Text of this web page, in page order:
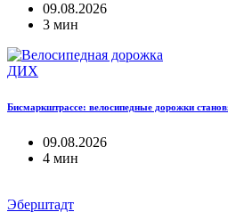
09.08.2026
3 мин
ДИХ
Бисмаркштрассе: велосипедные дорожки
09.08.2026
4 мин
Эберштадт